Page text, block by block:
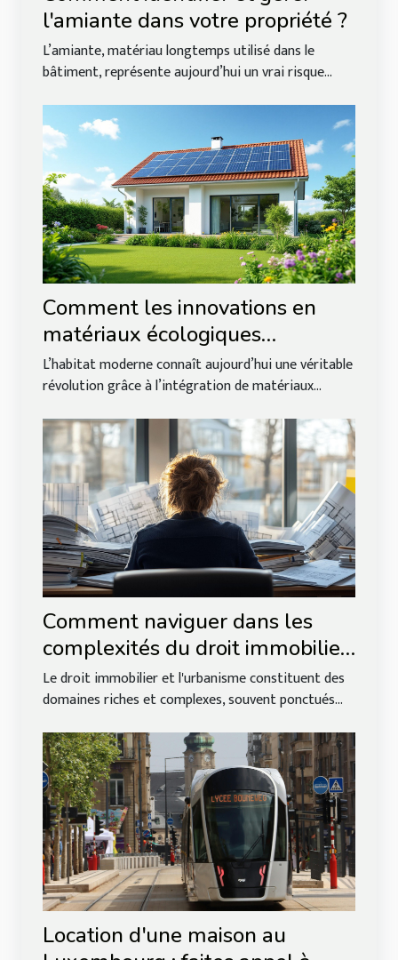
l'amiante dans votre propriété ?
L’amiante, matériau longtemps utilisé dans le
bâtiment, représente aujourd’hui un vrai risque...
Comment les innovations en
matériaux écologiques
transforment l'habitat moderne
?
L’habitat moderne connaît aujourd’hui une véritable
révolution grâce à l’intégration de matériaux...
Comment naviguer dans les
complexités du droit immobilier
et de l'urbanisme ?
Le droit immobilier et l'urbanisme constituent des
domaines riches et complexes, souvent ponctués...
Location d'une maison au